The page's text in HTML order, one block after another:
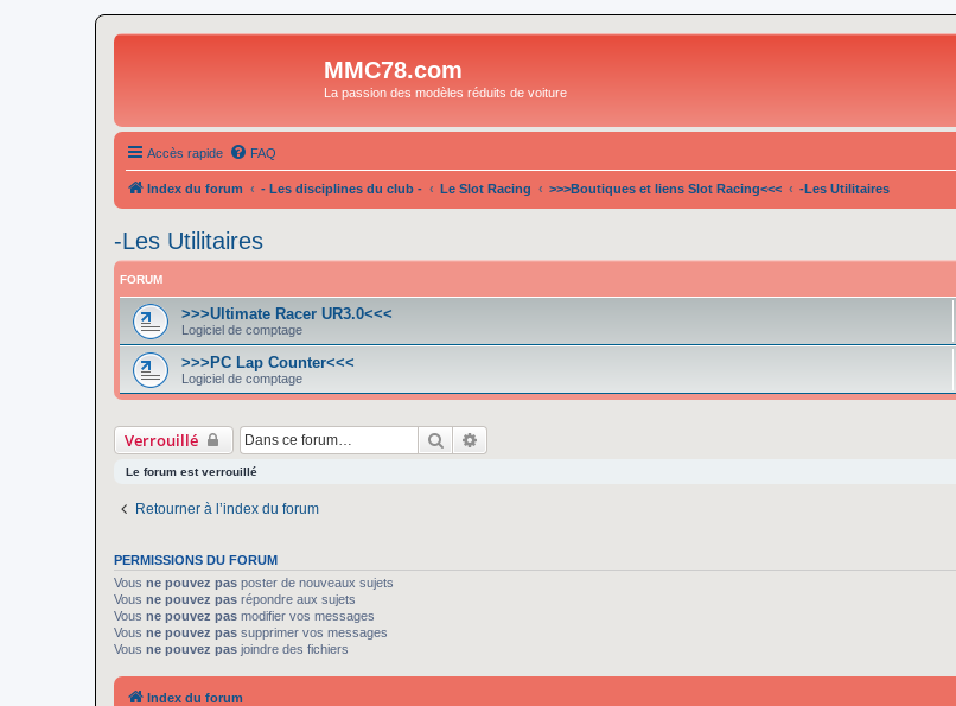
MMC78.com
La passion des modèles réduits de voiture
Accès rapide FAQ
Index du forum - Les disciplines du club - Le Slot Racing >>>Boutiques et liens Slot Racing<<< -Les Utilitaires
-Les Utilitaires
FORUM
>>>Ultimate Racer UR3.0<<<
Logiciel de comptage
>>>PC Lap Counter<<<
Logiciel de comptage
Verrouillé Rechercher
Le forum est verrouillé
Retourner à l’index du forum
PERMISSIONS DU FORUM
Vous ne pouvez pas poster de nouveaux sujets
Vous ne pouvez pas répondre aux sujets
Vous ne pouvez pas modifier vos messages
Vous ne pouvez pas supprimer vos messages
Vous ne pouvez pas joindre des fichiers
Index du forum